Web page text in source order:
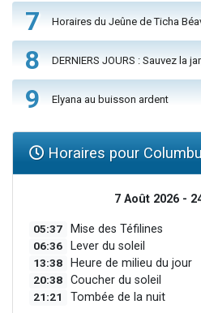
7 Horaires du Jeûne de Ticha
8 DERNIERS JOURS : Sauvez la
9 Elyana au buisson ardent
Horaires pour
7 Août 2026 -
05:37 Mise des Téfilines
06:36 Lever du soleil
13:38 Heure de milieu du jour
20:38 Coucher du soleil
21:21 Tombée de la nuit